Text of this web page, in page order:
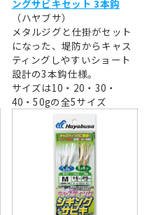
ングサビキセット 3本鈎
（ハヤブサ）
メタルジグと仕掛がセット
になった、堤防からキャス
ティングしやすいショート
設計の3本鈎仕様。
サイズは10・20・30・
40・50gの全5サイズ